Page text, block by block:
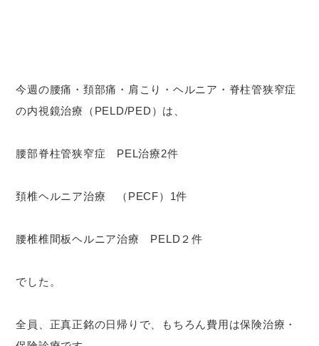
今週の腰痛・頚部痛・肩こり・ヘルニア・脊柱管狭窄症
の内視鏡治療（PELD/PED）は、
腰部脊柱管狭窄症 PEL治療2件
頚椎ヘルニア治療 （PECF）1件
腰椎椎間板ヘルニア治療 PELD２件
でした。
全員、正真正銘の日帰りで、もちろん費用は保険治療・